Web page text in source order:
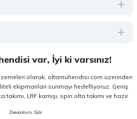
var, İyi ki varsınız!
olarak, oltamuhendisi.com üzerinden
ekipmanları sunmayı hedefliyoruz. Geniş
LRF kamışı, spin olta takımı ve hazır
hitap eden çözümler yer almaktadır. Deneyim